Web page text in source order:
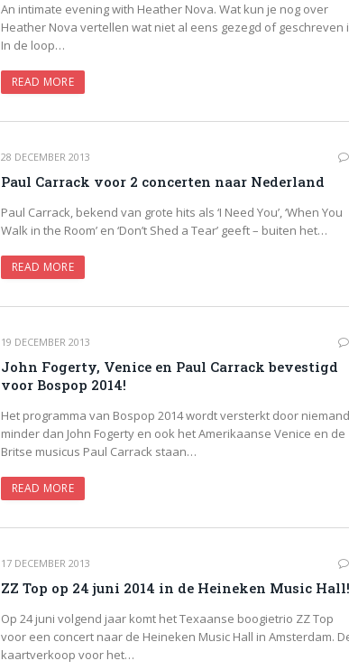
An intimate evening with Heather Nova. Wat kun je nog over
Heather Nova vertellen wat niet al eens gezegd of geschreven
In de loop…
READ MORE
28 DECEMBER 2013
Paul Carrack voor 2 concerten naar Nederland
Paul Carrack, bekend van grote hits als ‘I Need You’, ‘When You
Walk in the Room’ en ‘Don’t Shed a Tear’ geeft – buiten het…
READ MORE
19 DECEMBER 2013
John Fogerty, Venice en Paul Carrack bevestigd
voor Bospop 2014!
Het programma van Bospop 2014 wordt versterkt door niemand
minder dan John Fogerty en ook het Amerikaanse Venice en de
Britse musicus Paul Carrack staan…
READ MORE
17 DECEMBER 2013
ZZ Top op 24 juni 2014 in de Heineken Music Hall!
Op 24 juni volgend jaar komt het Texaanse boogietrio ZZ Top
voor een concert naar de Heineken Music Hall in Amsterdam.
kaartverkoop voor het…